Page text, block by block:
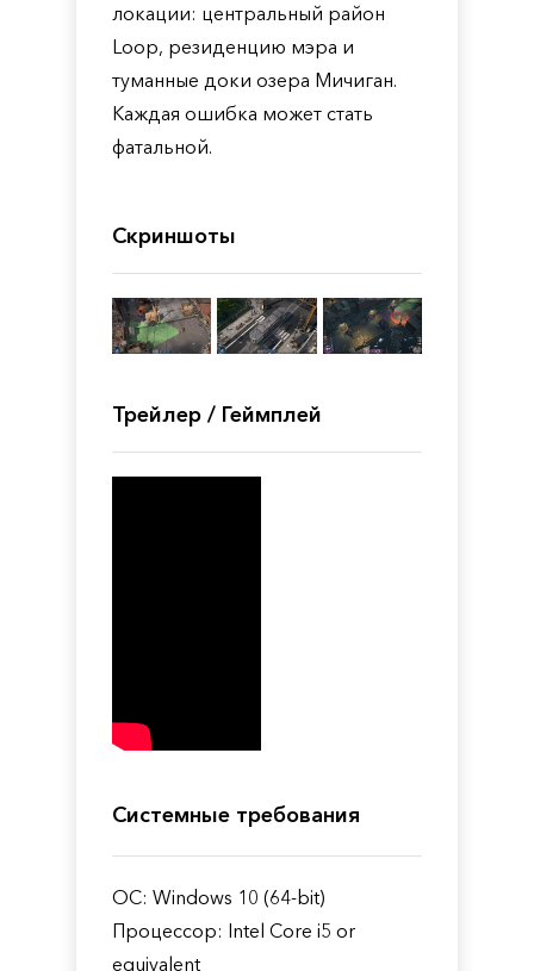
локации: центральный район
Loop, резиденцию мэра и
туманные доки озера Мичиган.
Каждая ошибка может стать
фатальной.
Скриншоты
Трейлер / Геймплей
Системные требования
ОС: Windows 10 (64-bit)
Процессор: Intel Core i5 or
equivalent